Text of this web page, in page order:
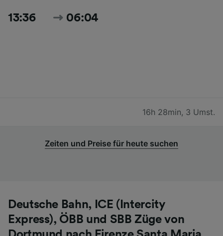
13:36 06:04
16h 28min, 3 Umst.
Zeiten und Preise für heute suchen
Deutsche Bahn, ICE (Intercity
Express), ÖBB und SBB Züge von